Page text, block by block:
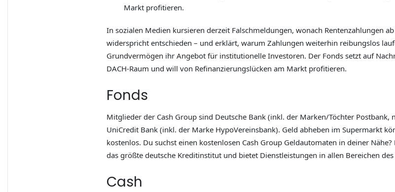
Markt profitieren.
In sozialen Medien kursieren derzeit Falschmeldungen, wonach Rentenzahlungen
widerspricht entschieden – und erklärt, warum Zahlungen weiterhin reibungslos
Grundvermögen ihr Angebot für institutionelle Investoren. Der Fonds setzt auf
DACH-Raum und will von Refinanzierungslücken am Markt profitieren.
Fonds
Mitglieder der Cash Group sind Deutsche Bank (inkl. der Marken/Töchter
UniCredit Bank (inkl. der Marke HypoVereinsbank). Geld abheben im Supermarkt
kostenlos. Du suchst einen kostenlosen Cash Group Geldautomaten in deiner
das größte deutsche Kreditinstitut und bietet Dienstleistungen in allen Bereichen des
Cash